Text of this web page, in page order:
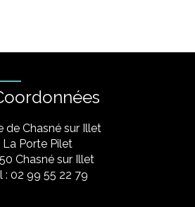
de Chasné sur Illet
La Porte Pilet
Chasné sur Illet
: 02 99 55 22 79